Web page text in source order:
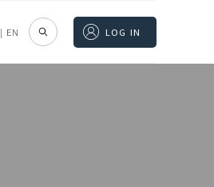
| EN LOG IN